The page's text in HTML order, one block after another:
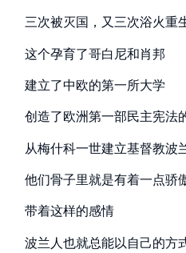
三次被灭国，又三次浴火重
这个孕育了哥白尼和肖邦
建立了中欧的第一所大学
创造了欧洲第一部民主宪法
从梅什科一世建立基督教波
他们骨子里就是有着一点骄
带着这样的感情
波兰人也就总能以自己的方